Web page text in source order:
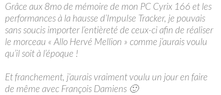
Grâce aux 8mo de mémoire de mon PC Cyrix 166 et les
performances à la hausse d’Impulse Tracker, je pouvais
sans soucis importer l’entièreté de ceux-ci afin de réaliser
le morceau « Allo Hervé Mellion » comme j’aurais voulu
qu’il soit à l’époque !
Et franchement, j’aurais vraiment voulu un jour en faire
de même avec François Damiens 🙂